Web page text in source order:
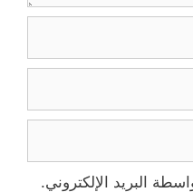
البريد الإلكتروني.